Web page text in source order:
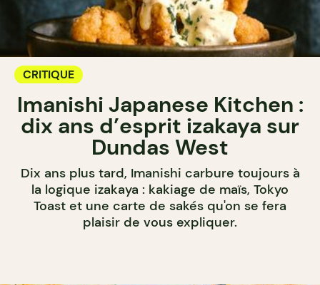
CRITIQUE
Imanishi Japanese Kitchen :
dix ans d’esprit izakaya sur
Dundas West
Dix ans plus tard, Imanishi carbure toujours à
la logique izakaya : kakiage de maïs, Tokyo
Toast et une carte de sakés qu'on se fera
plaisir de vous expliquer.